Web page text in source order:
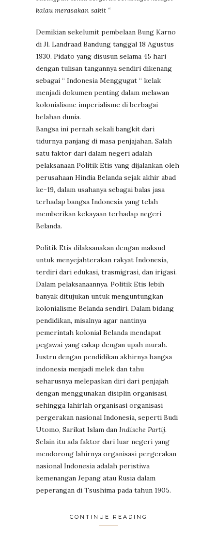
kalau merasakan sakit “
Demikian sekelumit pembelaan Bung Karno
di Jl. Landraad Bandung tanggal 18 Agustus
1930. Pidato yang disusun selama 45 hari
dengan tulisan tangannya sendiri dikenang
sebagai “ Indonesia Menggugat “ kelak
menjadi dokumen penting dalam melawan
kolonialisme imperialisme di berbagai
belahan dunia.
Bangsa ini pernah sekali bangkit dari
tidurnya panjang di masa penjajahan. Salah
satu faktor dari dalam negeri adalah
pelaksanaan Politik Etis yang dijalankan oleh
perusahaan Hindia Belanda sejak akhir abad
ke-19, dalam usahanya sebagai balas jasa
terhadap bangsa Indonesia yang telah
memberikan kekayaan terhadap negeri
Belanda.
Politik Etis dilaksanakan dengan maksud
untuk menyejahterakan rakyat Indonesia,
terdiri dari edukasi, trasmigrasi, dan irigasi.
Dalam pelaksanaannya. Politik Etis lebih
banyak ditujukan untuk menguntungkan
kolonialisme Belanda sendiri. Dalam bidang
pendidikan, misalnya agar nantinya
pemerintah kolonial Belanda mendapat
pegawai yang cakap dengan upah murah.
Justru dengan pendidikan akhirnya bangsa
indonesia menjadi melek dan tahu
seharusnya melepaskan diri dari penjajah
dengan menggunakan disiplin organisasi,
sehingga lahirlah organisasi organisasi
pergerakan nasional Indonesia, seperti Budi
Utomo, Sarikat Islam dan Indische Partij.
Selain itu ada faktor dari luar negeri yang
mendorong lahirnya organisasi pergerakan
nasional Indonesia adalah peristiwa
kemenangan Jepang atau Rusia dalam
peperangan di Tsushima pada tahun 1905.
CONTINUE READING